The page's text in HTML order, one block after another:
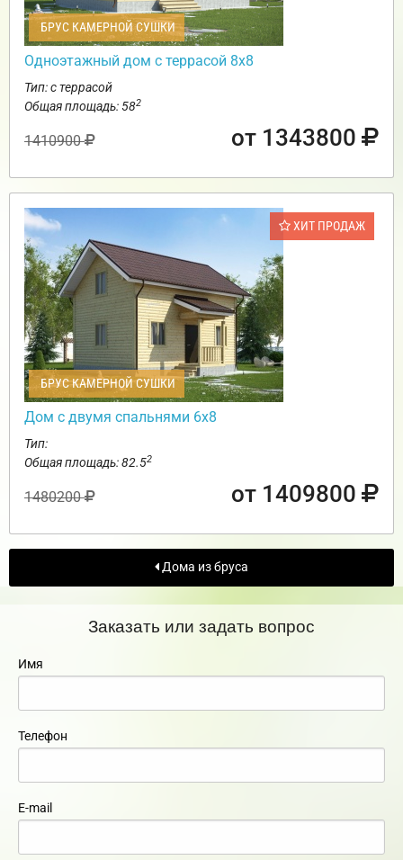
БРУС КАМЕРНОЙ СУШКИ
Одноэтажный дом с террасой 8х8
Тип: с террасой
Общая площадь: 582
1410900 от 1343800
ХИТ ПРОДАЖ
БРУС КАМЕРНОЙ СУШКИ
Дом с двумя спальнями 6х8
Тип:
Общая площадь: 82.52
1480200 от 1409800
Дома из бруса
Заказать или задать вопрос
Имя
Телефон
E-mail